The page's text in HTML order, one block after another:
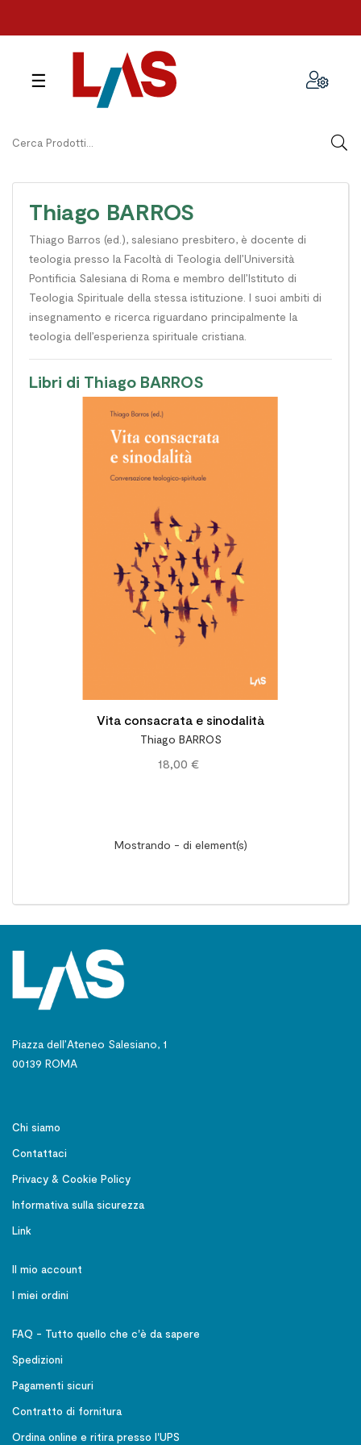
navigazione
☰
Thiago BARROS
Thiago Barros (ed.), salesiano presbitero, è docente di
teologia presso la Facoltà di Teologia dell’Università
Pontificia Salesiana di Roma e membro dell’Istituto di
Teologia Spirituale della stessa istituzione. I suoi ambiti di
insegnamento e ricerca riguardano principalmente la
teologia dell’esperienza spirituale cristiana.
Libri di Thiago BARROS
Vita consacrata e sinodalità
Thiago BARROS
18,00 €
Mostrando - di element(s)
Piazza dell’Ateneo Salesiano, 1
00139 ROMA
Chi siamo
Contattaci
Privacy & Cookie Policy
Informativa sulla sicurezza
Link
Il mio account
I miei ordini
FAQ - Tutto quello che c'è da sapere
Spedizioni
Pagamenti sicuri
Contratto di fornitura
Ordina online e ritira presso l'UPS